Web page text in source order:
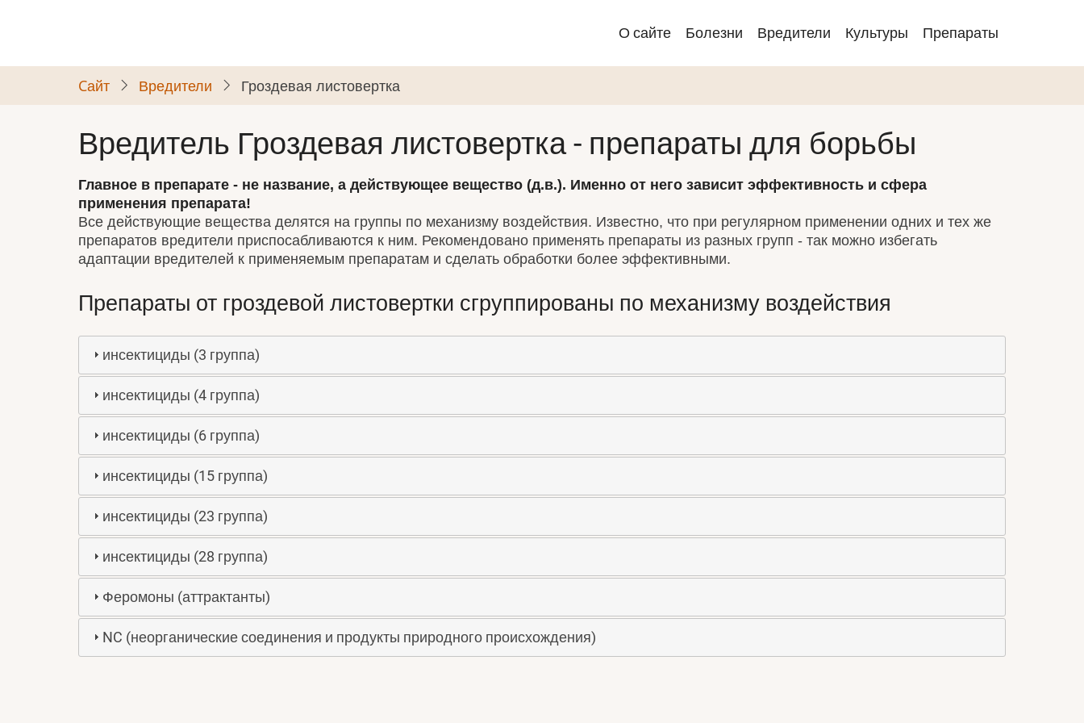
Main
navigation
О сайте Болезни Вредители Культуры Препараты
Cайт Вредители Гроздевая листовертка
Вредитель Гроздевая листовертка - препараты для борьбы
Главное в препарате - не название, а действующее вещество (д.в.). Именно от него зависит эффективность и сфера
применения препарата!
Все действующие вещества делятся на группы по механизму воздействия. Известно, что при регулярном применении одних и тех же
препаратов вредители приспосабливаются к ним. Рекомендовано применять препараты из разных групп - так можно избегать
адаптации вредителей к применяемым препаратам и сделать обработки более эффективными.
Препараты от гроздевой листовертки сгруппированы по механизму воздействия
инсектициды (3 группа)
инсектициды (4 группа)
инсектициды (6 группа)
инсектициды (15 группа)
инсектициды (23 группа)
инсектициды (28 группа)
Феромоны (аттрактанты)
NC (неорганические соединения и продукты природного происхождения)